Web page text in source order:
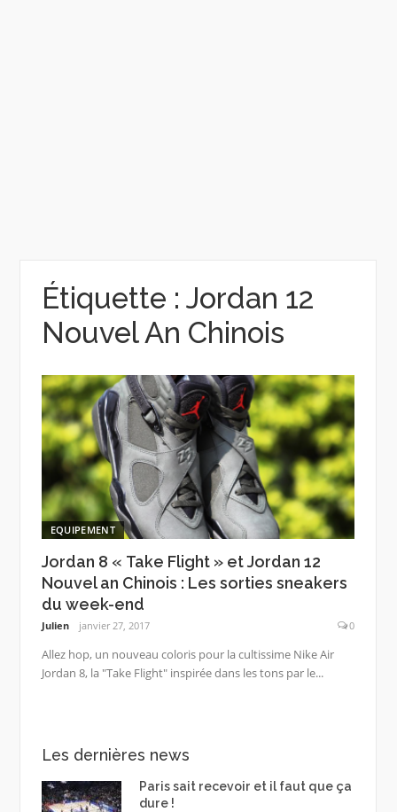
Étiquette : Jordan 12
Nouvel An Chinois
EQUIPEMENT
Jordan 8 « Take Flight » et Jordan 12
Nouvel an Chinois : Les sorties sneakers
du week-end
Julien janvier 27, 2017 0
Allez hop, un nouveau coloris pour la cultissime Nike Air
Jordan 8, la "Take Flight" inspirée dans les tons par le...
Les dernières news
Paris sait recevoir et il faut que ça
dure !